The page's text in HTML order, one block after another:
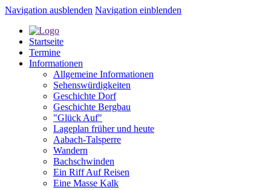
Navigation ausblenden Navigation einblenden
Startseite
Termine
Informationen
Allgemeine Informationen
Sehenswürdigkeiten
Geschichte Dorf
Geschichte Bergbau
"Glück Auf"
Lageplan früher und heute
Aabach-Talsperre
Wandern
Bachschwinden
Ein Riff Auf Reisen
Eine Masse Kalk